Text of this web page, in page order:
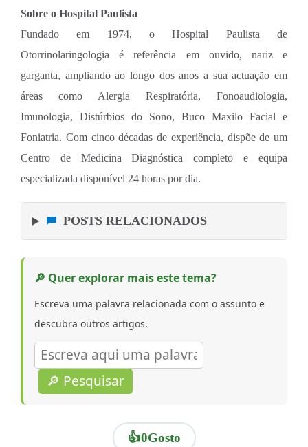
Sobre o Hospital Paulista
Fundado em 1974, o Hospital Paulista de
Otorrinolaringologia é referência em ouvido, nariz e
garganta, ampliando ao longo dos anos a sua actuação em
áreas como Alergia Respiratória, Fonoaudiologia,
Imunologia, Distúrbios do Sono, Buco Maxilo Facial e
Foniatria. Com cinco décadas de experiência, dispõe de um
Centro de Medicina Diagnóstica completo e equipa
especializada disponível 24 horas por dia.
POSTS RELACIONADOS
🔎 Quer explorar mais este tema?
Escreva uma palavra relacionada com o assunto e
descubra outros artigos.
🔎 Pesquisar
👍0Gosto